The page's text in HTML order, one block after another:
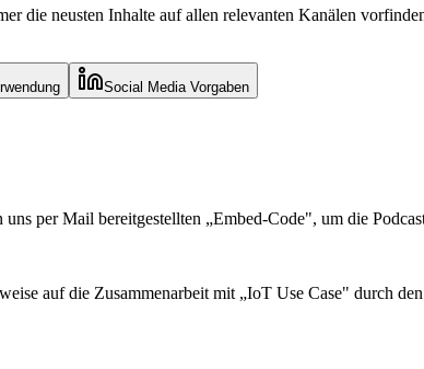
die neusten Inhalte auf allen relevanten Kanälen
Social Media Vorgaben
uns per Mail bereitgestellten „Embed-Code", um die
auf die Zusammenarbeit mit „IoT Use Case" durch